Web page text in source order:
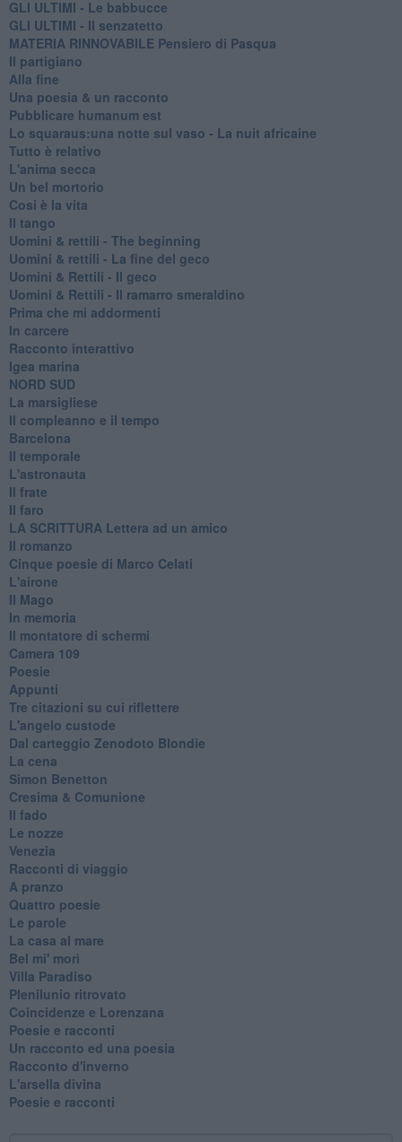
GLI ULTIMI - Le babbucce
GLI ULTIMI - Il senzatetto
MATERIA RINNOVABILE Pensiero di Pasqua
Il partigiano
Alla fine
Una poesia & un racconto
Pubblicare humanum est
Lo squaraus:una notte sul vaso - La nuit africaine
Tutto è relativo
L'anima secca
Un bel mortorio
Cosi è la vita
Il tango
​Uomini & rettili - The beginning
​Uomini & rettili - La fine del geco
Uomini & Rettili - Il geco
Uomini & Rettili - Il ramarro smeraldino
Prima che mi addormenti
In carcere
Racconto interattivo
Igea marina
​NORD SUD
La marsigliese
Il compleanno e il tempo
Barcelona
Il temporale
L'astronauta
Il frate
Il faro
​LA SCRITTURA Lettera ad un amico
Il romanzo
Cinque poesie di Marco Celati
L'airone
Il Mago
In memoria
Il montatore di schermi
Camera 109
Poesie
Appunti
Tre citazioni su cui riflettere
L'angelo custode
Dal carteggio Zenodoto Blondie
La cena
Simon Benetton
Cresima & Comunione
Il fado
Le nozze
Venezia
Racconti di viaggio
A pranzo
Quattro poesie
Le parole
La casa al mare
Bel mi' morì
Villa Paradiso
Plenilunio ritrovato
Coincidenze e Lorenzana
Poesie e racconti
Un racconto ed una poesia
Racconto d'inverno
​L'arsella divina
Poesie e racconti